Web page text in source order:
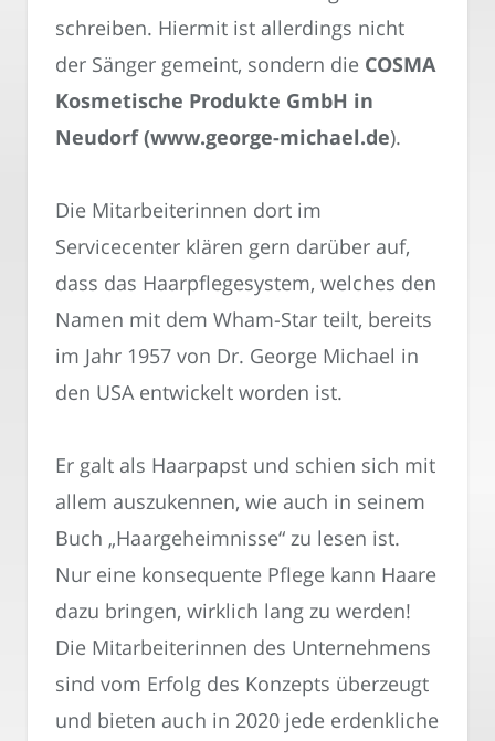
schreiben. Hiermit ist allerdings nicht
der Sänger gemeint, sondern die COSMA
Kosmetische Produkte GmbH in
Neudorf (www.george-michael.de).
Die Mitarbeiterinnen dort im
Servicecenter klären gern darüber auf,
dass das Haarpflegesystem, welches den
Namen mit dem Wham-Star teilt, bereits
im Jahr 1957 von Dr. George Michael in
den USA entwickelt worden ist.
Er galt als Haarpapst und schien sich mit
allem auszukennen, wie auch in seinem
Buch „Haargeheimnisse“ zu lesen ist.
Nur eine konsequente Pflege kann Haare
dazu bringen, wirklich lang zu werden!
Die Mitarbeiterinnen des Unternehmens
sind vom Erfolg des Konzepts überzeugt
und bieten auch in 2020 jede erdenkliche